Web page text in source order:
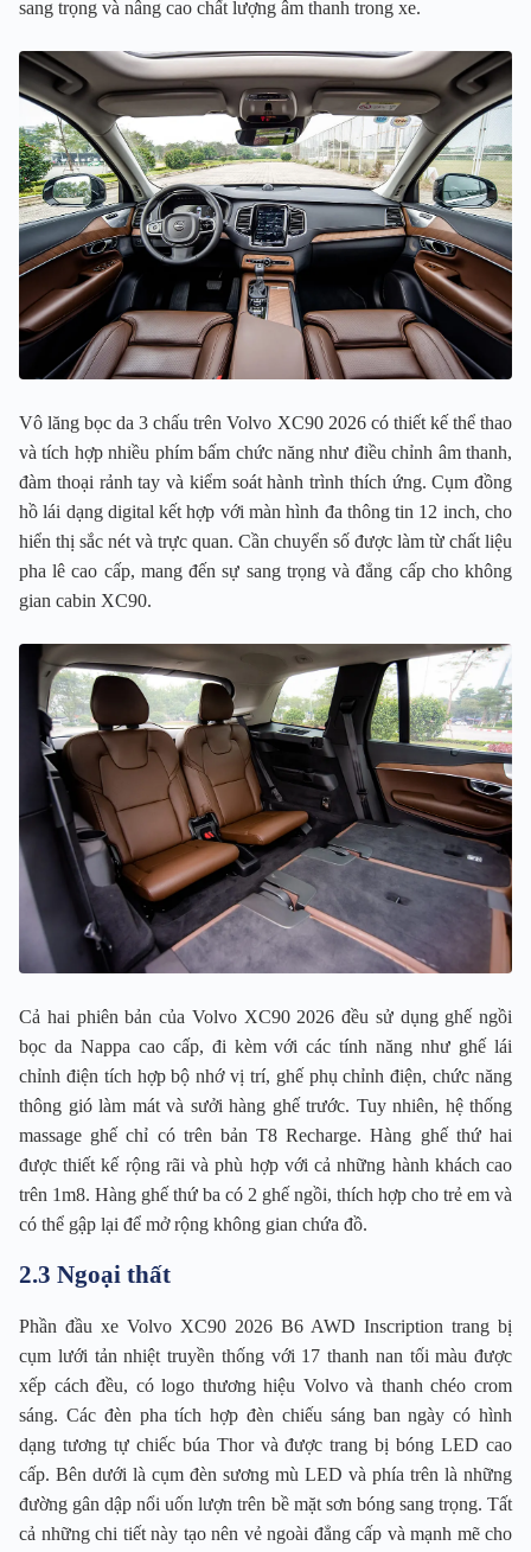
sang trọng và nâng cao chất lượng âm thanh trong xe.
Vô lăng bọc da 3 chấu trên Volvo XC90 2026 có thiết kế thể thao
và tích hợp nhiều phím bấm chức năng như điều chỉnh âm thanh,
đàm thoại rảnh tay và kiểm soát hành trình thích ứng. Cụm đồng
hồ lái dạng digital kết hợp với màn hình đa thông tin 12 inch, cho
hiển thị sắc nét và trực quan. Cần chuyển số được làm từ chất liệu
pha lê cao cấp, mang đến sự sang trọng và đẳng cấp cho không
gian cabin XC90.
Cả hai phiên bản của Volvo XC90 2026 đều sử dụng ghế ngồi
bọc da Nappa cao cấp, đi kèm với các tính năng như ghế lái
chỉnh điện tích hợp bộ nhớ vị trí, ghế phụ chỉnh điện, chức năng
thông gió làm mát và sưởi hàng ghế trước. Tuy nhiên, hệ thống
massage ghế chỉ có trên bản T8 Recharge. Hàng ghế thứ hai
được thiết kế rộng rãi và phù hợp với cả những hành khách cao
trên 1m8. Hàng ghế thứ ba có 2 ghế ngồi, thích hợp cho trẻ em và
có thể gập lại để mở rộng không gian chứa đồ.
2.3 Ngoại thất
Phần đầu xe Volvo XC90 2026 B6 AWD Inscription trang bị
cụm lưới tản nhiệt truyền thống với 17 thanh nan tối màu được
xếp cách đều, có logo thương hiệu Volvo và thanh chéo crom
sáng. Các đèn pha tích hợp đèn chiếu sáng ban ngày có hình
dạng tương tự chiếc búa Thor và được trang bị bóng LED cao
cấp. Bên dưới là cụm đèn sương mù LED và phía trên là những
đường gân dập nổi uốn lượn trên bề mặt sơn bóng sang trọng. Tất
cả những chi tiết này tạo nên vẻ ngoài đẳng cấp và mạnh mẽ cho